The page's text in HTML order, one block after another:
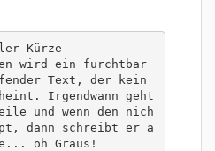
Text, der kein
Irgendwann geht
und wenn den nich
dann schreibt er a
oh Graus!